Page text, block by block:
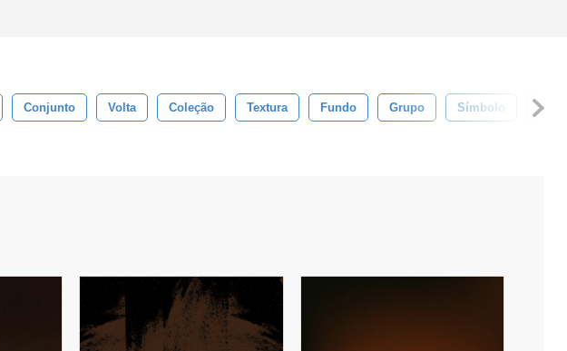
Conjunto Volta Coleção Textura Fundo Grupo Símbolo